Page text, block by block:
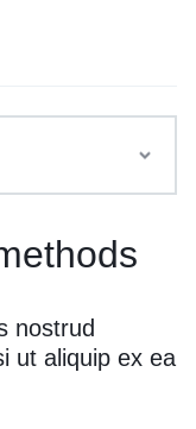
nostrud
ut aliquip ex ea